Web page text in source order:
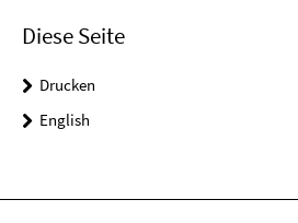
Diese Seite
Drucken
English